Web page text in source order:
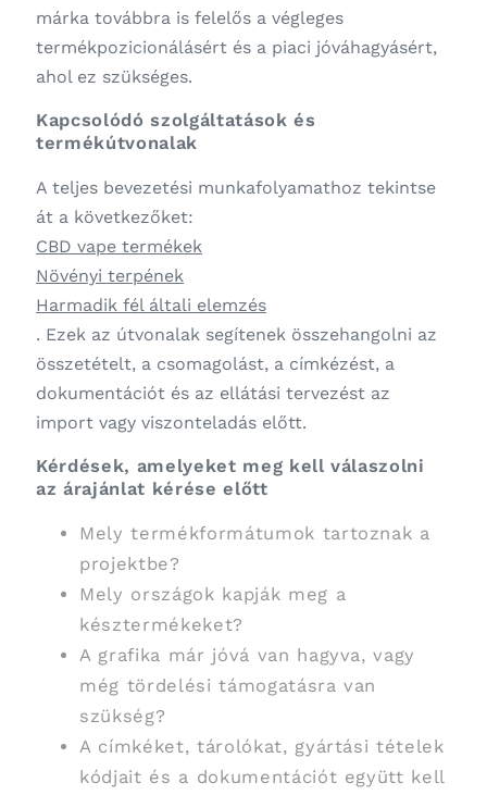
márka továbbra is felelős a végleges
termékpozicionálásért és a piaci jóváhagyásért,
ahol ez szükséges.
Kapcsolódó szolgáltatások és
termékútvonalak
A teljes bevezetési munkafolyamathoz tekintse
át a következőket:
CBD vape termékek
Növényi terpének
Harmadik fél általi elemzés
. Ezek az útvonalak segítenek összehangolni az
összetételt, a csomagolást, a címkézést, a
dokumentációt és az ellátási tervezést az
import vagy viszonteladás előtt.
Kérdések, amelyeket meg kell válaszolni
az árajánlat kérése előtt
Mely termékformátumok tartoznak a
projektbe?
Mely országok kapják meg a
késztermékeket?
A grafika már jóvá van hagyva, vagy
még tördelési támogatásra van
szükség?
A címkéket, tárolókat, gyártási tételek
kódjait és a dokumentációt együtt kell